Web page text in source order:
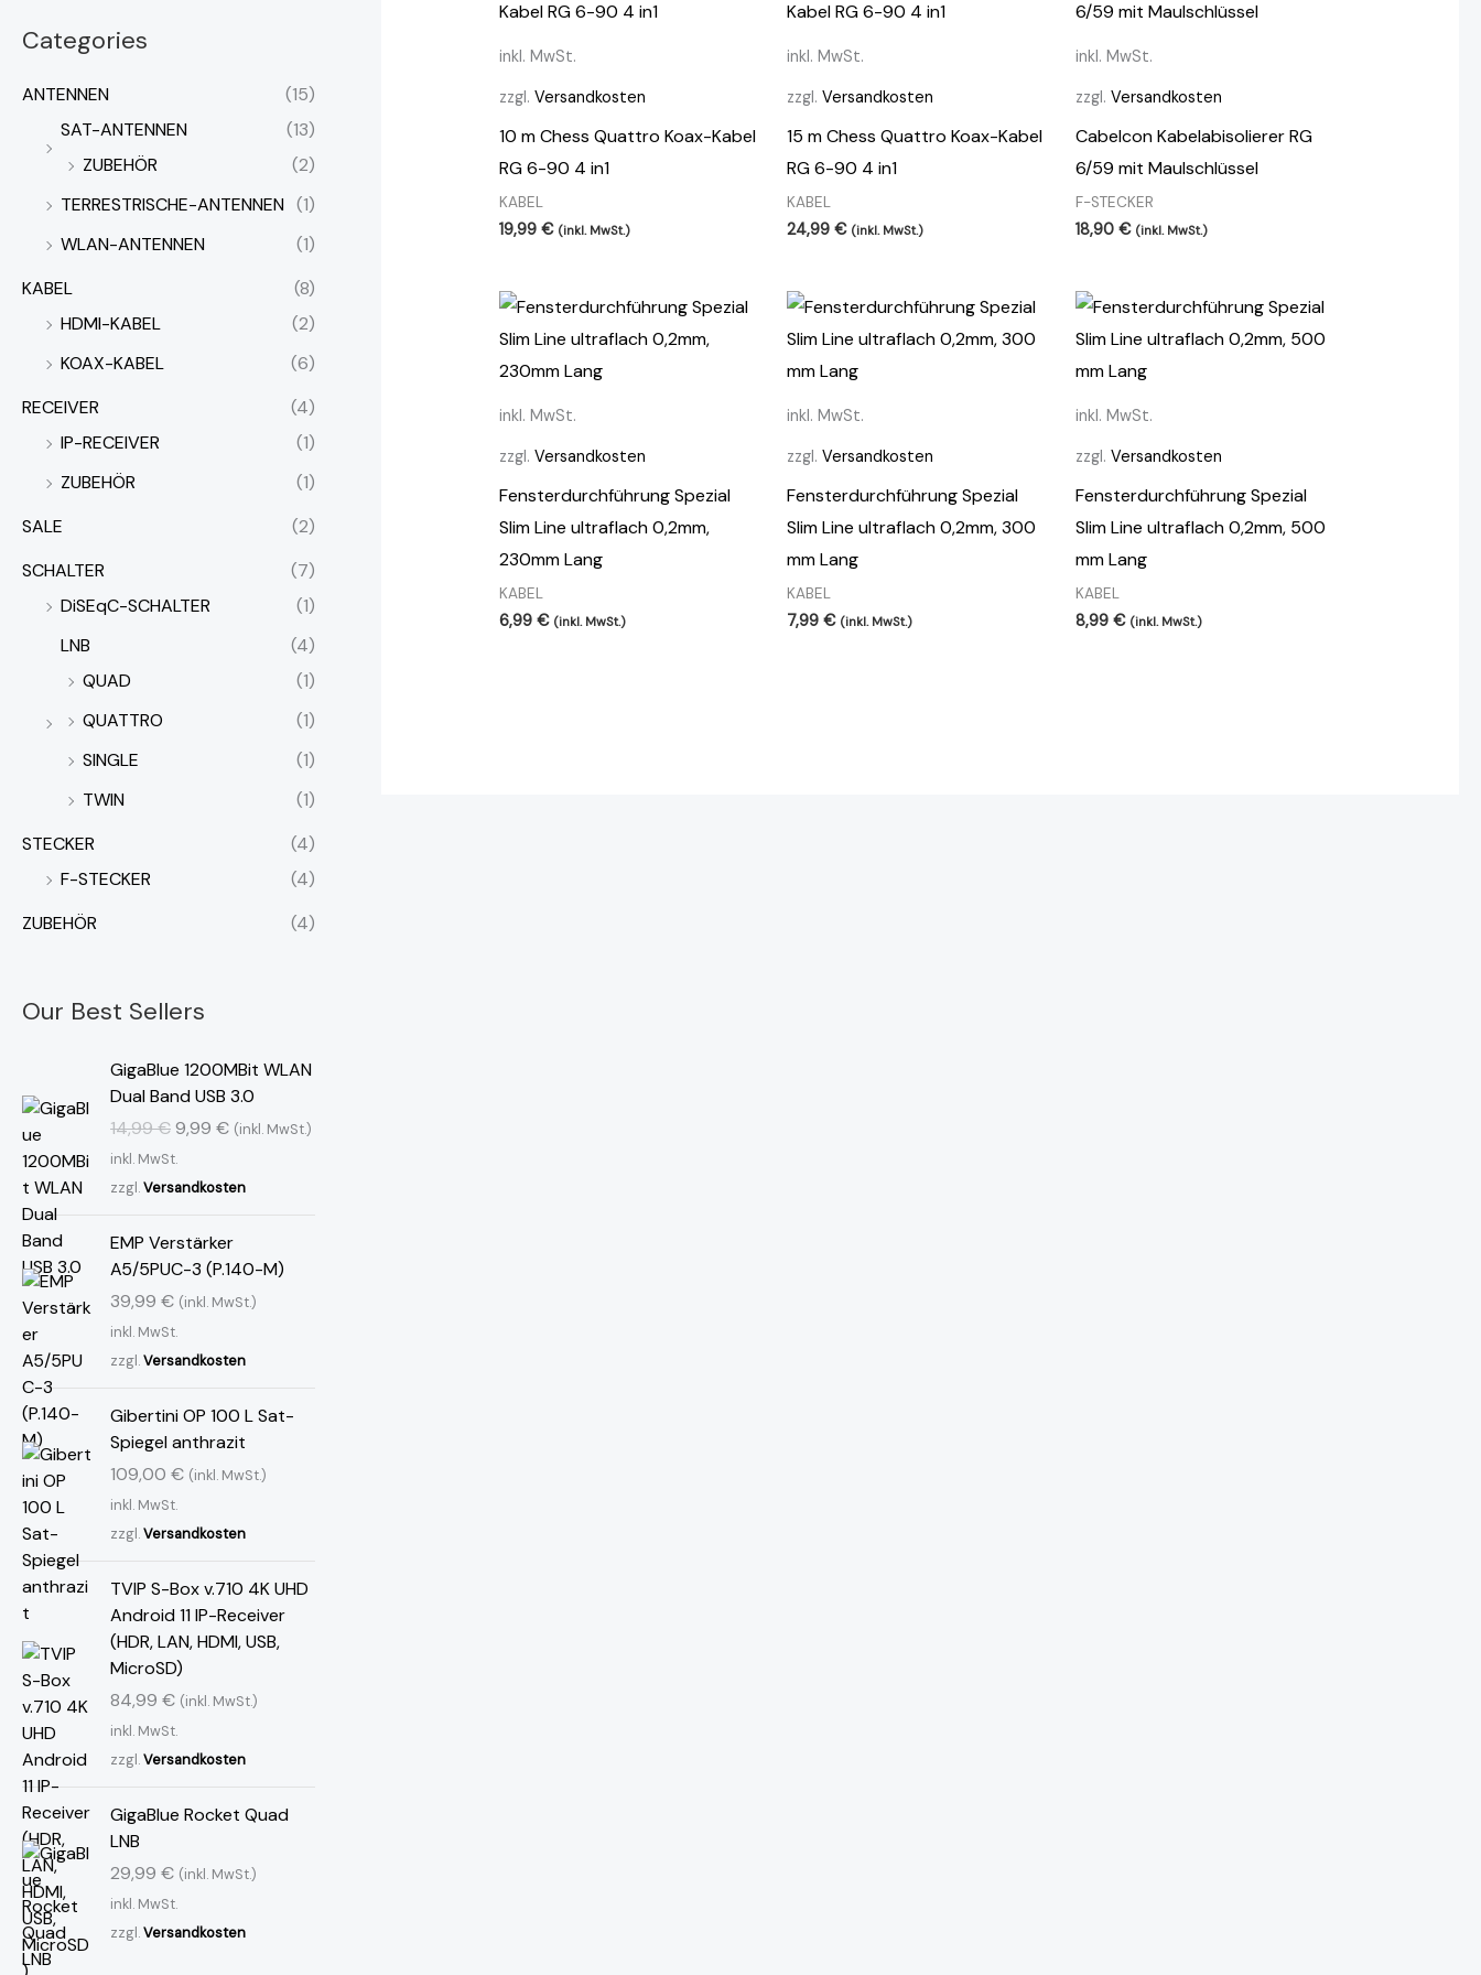
Categories
ANTENNEN
(15)
SAT-ANTENNEN
(13)
ZUBEHÖR
(2)
TERRESTRISCHE-ANTENNEN (1)
WLAN-ANTENNEN
(1)
KABEL
(8)
HDMI-KABEL
(2)
KOAX-KABEL
(6)
RECEIVER
(4)
IP-RECEIVER
(1)
ZUBEHÖR
(1)
SALE
(2)
SCHALTER
(7)
DiSEqC-SCHALTER
(1)
LNB
(4)
QUAD
(1)
QUATTRO
(1)
SINGLE
(1)
TWIN
(1)
STECKER
(4)
F-STECKER
(4)
ZUBEHÖR
(4)
Our Best Sellers
GigaBlue 1200MBit WLAN
Dual Band USB 3.0
14,99€ p
r
ü
g
l
P
r
e
i
s
a
r
:
1
4
9
€
9,99 €
A
k
u
l
e
r
P
i
s
t
9
9
9
.
(inkl. MwSt.)
inkl. MwSt.
zzgl.Versandkosten
EMP Verstärker
A5/5PUC-3 (P.140-M)
39,99 € (inkl. MwSt.)
inkl. MwSt.
zzgl.Versandkosten
Gibertini OP 100 L Sat-
Spiegel anthrazit
109,00 € (inkl. MwSt.)
inkl. MwSt.
zzgl.Versandkosten
TVIP S-Box v.710 4K UHD
Android 11 IP-Receiver
(HDR, LAN, HDMI, USB,
MicroSD)
84,99 € (inkl. MwSt.)
inkl. MwSt.
zzgl.Versandkosten
GigaBlue Rocket Quad
LNB
29,99 € (inkl. MwSt.)
inkl. MwSt.
zzgl.Versandkosten
inkl. MwSt.
zzgl. Versandkosten
10 m Chess Quattro Koax-Kabel
RG 6-90 4 in1
KABEL
19,99 € (inkl. MwSt.)
inkl. MwSt.
zzgl.Versandkosten
15 m Chess Quattro Koax-Kabel
RG 6-90 4 in1
KABEL
24,99€ (inkl. MwSt.)
inkl. MwSt.
zzgl. Versandkosten
Cabelcon Kabelabisolierer RG
6/59 mit Maulschlüssel
F-STECKER
18,90 € (inkl. MwSt.)
inkl. MwSt.
zzgl. Versandkosten
Fensterdurchführung Spezial
Slim Line ultraflach 0,2mm,
230mm Lang
KABEL
6,99 € (inkl. MwSt.)
inkl. MwSt.
zzgl.Versandkosten
Fensterdurchführung Spezial
Slim Line ultraflach 0,2mm, 300
mm Lang
KABEL
7,99€ (inkl. MwSt.)
inkl. MwSt.
zzgl. Versandkosten
Fensterdurchführung Spezial
Slim Line ultraflach 0,2mm, 500
mm Lang
KABEL
8,99 € (inkl. MwSt.)